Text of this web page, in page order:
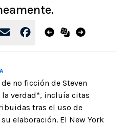
no ficción de Steven
verdad*, incluía citas
tras el uso de
elaboración. El New York